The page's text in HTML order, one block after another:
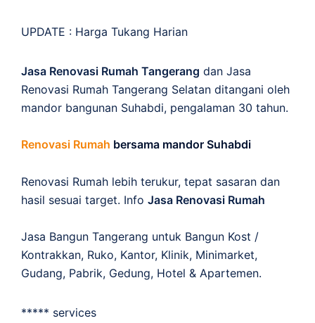
UPDATE : Harga Tukang Harian
Jasa Renovasi Rumah Tangerang dan Jasa
Renovasi Rumah Tangerang Selatan ditangani oleh
mandor bangunan Suhabdi, pengalaman 30 tahun.
Renovasi Rumah bersama mandor Suhabdi
Renovasi Rumah lebih terukur, tepat sasaran dan
hasil sesuai target. Info Jasa Renovasi Rumah
Jasa Bangun Tangerang untuk Bangun Kost /
Kontrakkan, Ruko, Kantor, Klinik, Minimarket,
Gudang, Pabrik, Gedung, Hotel & Apartemen.
***** services